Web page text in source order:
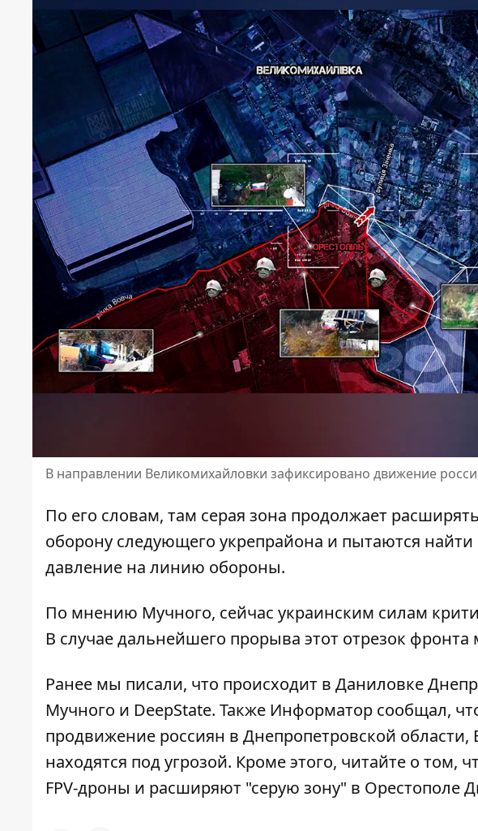
В направлении Великомихайловки зафиксировано движение
По его словам, там серая зона продолжает
оборону следующего укрепрайона и пытаются
давление на линию обороны.
По мнению Мучного, сейчас украинским силам
В случае дальнейшего прорыва этот отрезок
Ранее мы писали, что происходит в Даниловке
Мучного и DeepState. Также Информатор сообщал,
продвижение россиян в Днепропетровской
находятся под угрозой. Кроме этого, читайте о том,
FPV-дроны и расширяют "серую зону" в Орестополе